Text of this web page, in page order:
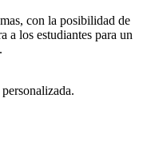
con la posibilidad de
a los estudiantes para un